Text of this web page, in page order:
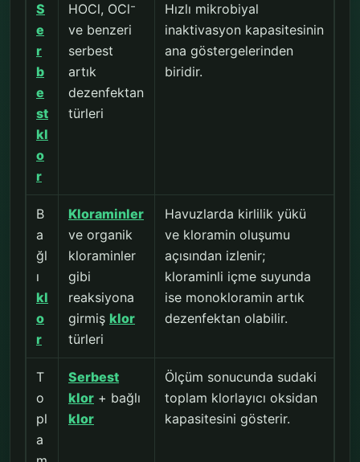
S
e
r
b
e
st
kl
o
r
HOCl, OCl⁻
ve benzeri
serbest
artık
dezenfektan
türleri
Hızlı mikrobiyal
inaktivasyon kapasitesinin
ana göstergelerinden
biridir.
B
a
ğl
ı
kl
o
r
Kloraminler
ve organik
kloraminler
gibi
reaksiyona
girmiş klor
türleri
Havuzlarda kirlilik yükü
ve kloramin oluşumu
açısından izlenir;
kloraminli içme suyunda
ise monokloramin artık
dezenfektan olabilir.
T
o
pl
a
Serbest
klor + bağlı
klor
Ölçüm sonucunda sudaki
toplam klorlayıcı oksidan
kapasitesini gösterir.